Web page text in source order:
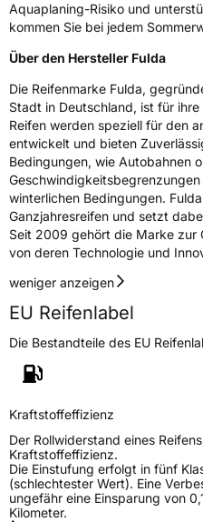
FahrzeugklasseC2
EisgripNein
EPREL ID610735
Allgemeine
HerstellerkontaktGoodyear
Gordon
Aquaplaning-Risiko und
kommen Sie bei jedem
Über den Hersteller Fulda
Die Reifenmarke Fulda,
Stadt in Deutschland, ist für
Reifen werden speziell für den
entwickelt und bieten
Bedingungen, wie Autobahnen
winterlichen Bedingungen.
Ganzjahresreifen und setzt
Seit 2009 gehört die Marke zur
von deren Technologie und
weniger anzeigen
EU Reifenlabel
Die Bestandteile des EU
Kraftstoffeffizienz
Der Rollwiderstand eines
Kraftstoffeffizienz.
Die Einstufung erfolgt in fünf
(schlechtester Wert). Eine
ungefähr eine Einsparung von
Kilometer.